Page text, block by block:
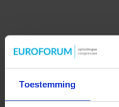
Toestemming